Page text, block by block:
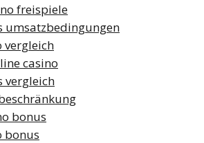
freispiele
umsatzbedingungen
vergleich
casino
vergleich
bonus
bonus